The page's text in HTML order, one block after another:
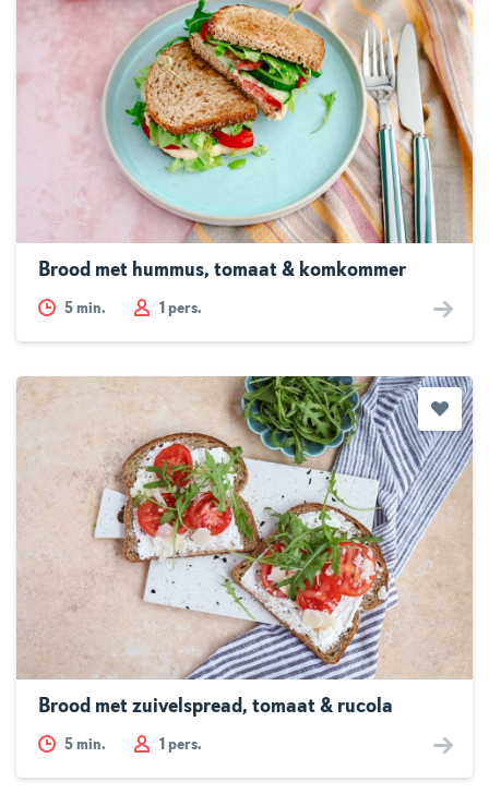
Brood met hummus, tomaat & komkommer
5 min. 1 pers.
Brood met zuivelspread, tomaat & rucola
5 min. 1 pers.